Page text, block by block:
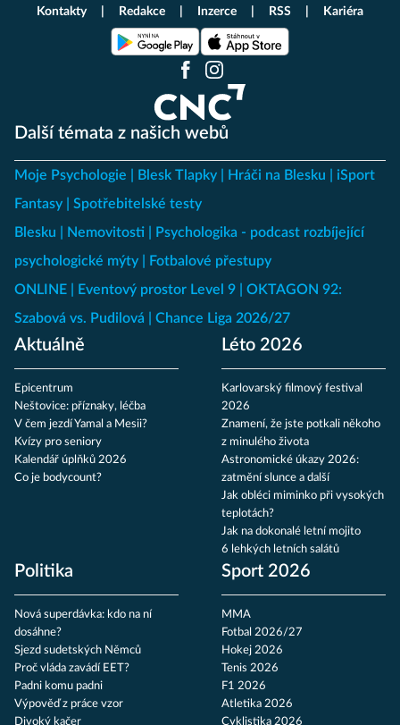
Další témata z našich webů
Moje Psychologie Blesk Tlapky Hráči na Blesku
iSport
Fantasy
Spotřebitelské testy
Blesku
Nemovitosti
Psychologika - podcast rozbíjející
psychologické mýty
Fotbalové přestupy
ONLINE
Eventový prostor Level 9
OKTAGON 92:
Szabová vs. Pudilová
Chance Liga 2026/27
Aktuálně
Epicentrum
Neštovice: příznaky, léčba
V čem jezdí Yamal a Mesii?
Kvízy pro seniory
Kalendář úplňků 2026
Co je bodycount?
Léto 2026
Karlovarský filmový festival
2026
Znamení, že jste potkali někoho
z minulého života
Astronomické úkazy 2026:
zatmění slunce a další
Jak obléci miminko při vysokých
teplotách?
Jak na dokonalé letní mojito
6 lehkých letních salátů
Politika
Nová superdávka: kdo na ní
dosáhne?
Sjezd sudetských Němců
Proč vláda zavádí EET?
Padni komu padni
Výpověď z práce vzor
Divoký kačer
Sport 2026
MMA
Fotbal 2026/27
Hokej 2026
Tenis 2026
F1 2026
Atletika 2026
Cyklistika 2026
Kontakty Redakce Inzerce RSS Kariéra